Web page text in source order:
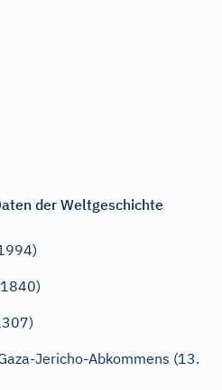
der Weltgeschichte
Jericho-Abkommens (13.